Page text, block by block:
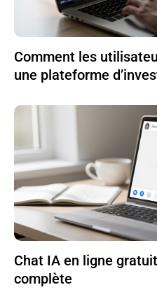
Comment les
une plateforme
Chat IA en ligne
complète